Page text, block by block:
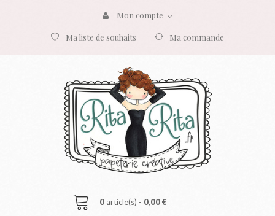
Mon compte
Ma commande
Ma liste de souhaits
0 article(s) - 0,00 €